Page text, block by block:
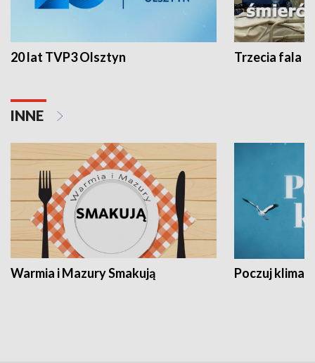
20 lat TVP3 Olsztyn Trzecia fala -
INNE
Warmia i Mazury Smakują Poczuj klimat